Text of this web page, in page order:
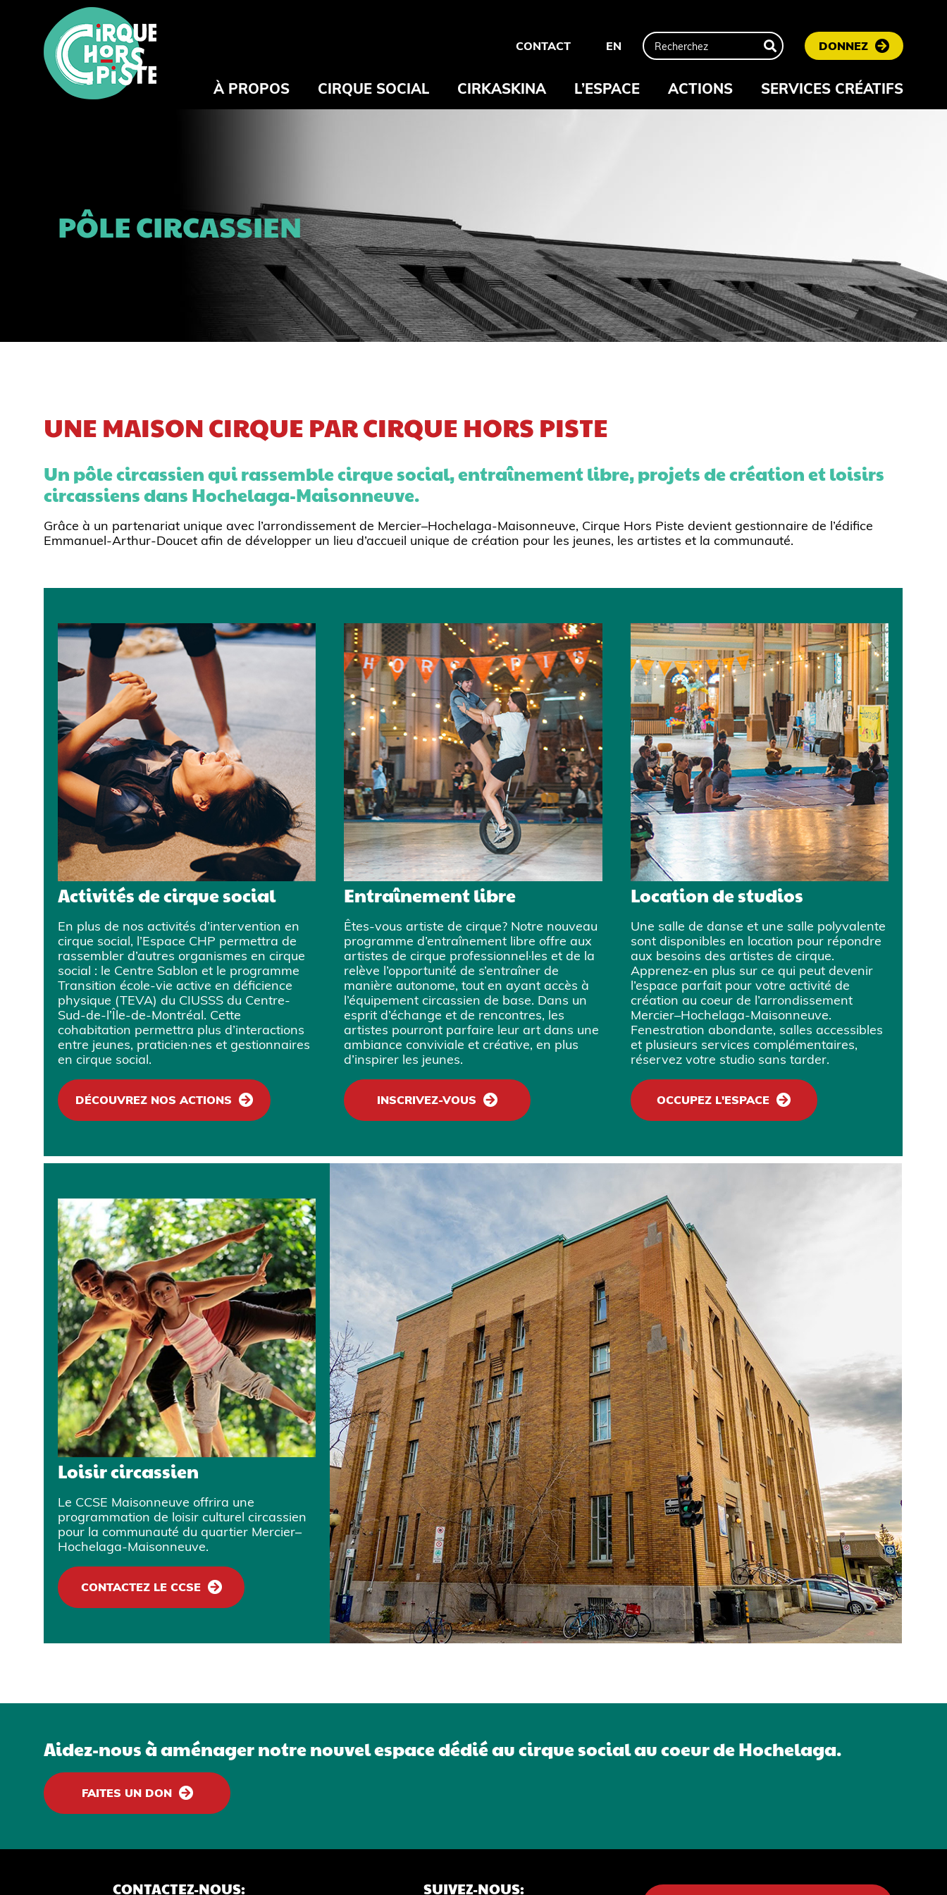
CONTACT EN DONNEZ
À PROPOS CIRQUE SOCIAL CIRKASKINA L’ESPACE ACTIONS SERVICES CRÉATIFS
PÔLE CIRCASSIEN
UNE MAISON CIRQUE PAR CIRQUE HORS PISTE
Un pôle circassien qui rassemble cirque social, entraînement libre, projets de création et loisirs
circassiens dans Hochelaga-Maisonneuve.
Grâce à un partenariat unique avec l’arrondissement de Mercier–Hochelaga-Maisonneuve, Cirque Hors Piste devient gestionnaire de l’édifice
Emmanuel-Arthur-Doucet afin de développer un lieu d’accueil unique de création pour les jeunes, les artistes et la communauté.
Activités de cirque social
En plus de nos activités d’intervention en
cirque social, l’Espace CHP permettra de
rassembler d’autres organismes en cirque
social : le Centre Sablon et le programme
Transition école-vie active en déficience
physique (TEVA) du CIUSSS du Centre-
Sud-de-l’Île-de-Montréal. Cette
cohabitation permettra plus d’interactions
entre jeunes, praticien·nes et gestionnaires
en cirque social.
DÉCOUVREZ NOS ACTIONS
Entraînement libre
Êtes-vous artiste de cirque? Notre nouveau
programme d’entraînement libre offre aux
artistes de cirque professionnel·les et de la
relève l’opportunité de s’entraîner de
manière autonome, tout en ayant accès à
l’équipement circassien de base. Dans un
esprit d’échange et de rencontres, les
artistes pourront parfaire leur art dans une
ambiance conviviale et créative, en plus
d’inspirer les jeunes.
INSCRIVEZ-VOUS
Location de studios
Une salle de danse et une salle polyvalente
sont disponibles en location pour répondre
aux besoins des artistes de cirque.
Apprenez-en plus sur ce qui peut devenir
l’espace parfait pour votre activité de
création au coeur de l’arrondissement
Mercier–Hochelaga-Maisonneuve.
Fenestration abondante, salles accessibles
et plusieurs services complémentaires,
réservez votre studio sans tarder.
OCCUPEZ L'ESPACE
Loisir circassien
Le CCSE Maisonneuve offrira une
programmation de loisir culturel circassien
pour la communauté du quartier Mercier–
Hochelaga-Maisonneuve.
CONTACTEZ LE CCSE
Aidez-nous à aménager notre nouvel espace dédié au cirque social au coeur de Hochelaga.
FAITES UN DON
CONTACTEZ-NOUS: SUIVEZ-NOUS: